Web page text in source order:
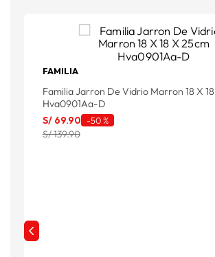
FAMILIA
Familia Jarron De Vidrio Marron 18 X
Hva0901Aa-D
S/ 69.90 -50 %
S/ 139.90